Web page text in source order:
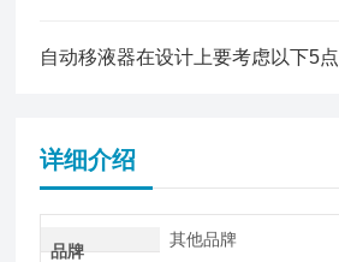
自动移液器在设计上要考虑以下5点
详细介绍
品牌
其他品牌